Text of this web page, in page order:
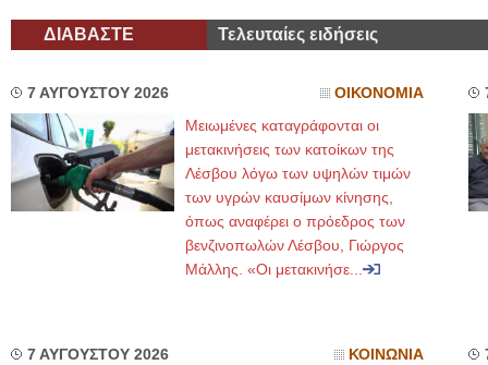
ΔΙΑΒΑΣΤΕ Τελευταίες ειδήσεις
7 ΑΥΓΟΥΣΤΟΥ 2026 ΟΙΚΟΝΟΜΙΑ
Μειωμένες καταγράφονται οι
μετακινήσεις των κατοίκων της
Λέσβου λόγω των υψηλών τιμών
των υγρών καυσίμων κίνησης,
όπως αναφέρει ο πρόεδρος των
βενζινοπωλών Λέσβου, Γιώργος
Μάλλης. «Οι μετακινήσε...
7 ΑΥΓΟΥΣΤΟΥ 2026 ΚΟΙΝΩΝΙΑ